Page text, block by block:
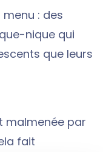
menu : des
nique qui
que leurs
malmenée par
fait